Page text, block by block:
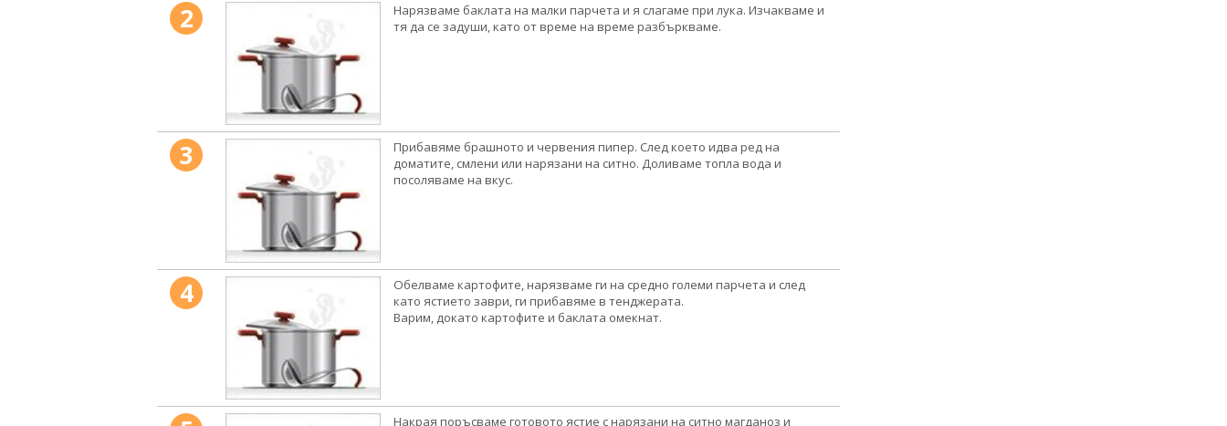
2
Нарязваме баклата на малки парчета и я слагаме при лука. Изчакваме и
тя да се задуши, като от време на време разбъркваме.
3
Прибавяме брашното и червения пипер. След което идва ред на
доматите, смлени или нарязани на ситно. Доливаме топла вода и
посоляваме на вкус.
4
Обелваме картофите, нарязваме ги на средно големи парчета и след
като ястието заври, ги прибавяме в тенджерата.
Варим, докато картофите и баклата омекнат.
Накрая поръсваме готовото ястие с нарязани на ситно магданоз и